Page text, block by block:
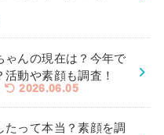
ゃんの現在は？今年で
動や素顔も調査！
2026.06.05
たって本当？素顔を調